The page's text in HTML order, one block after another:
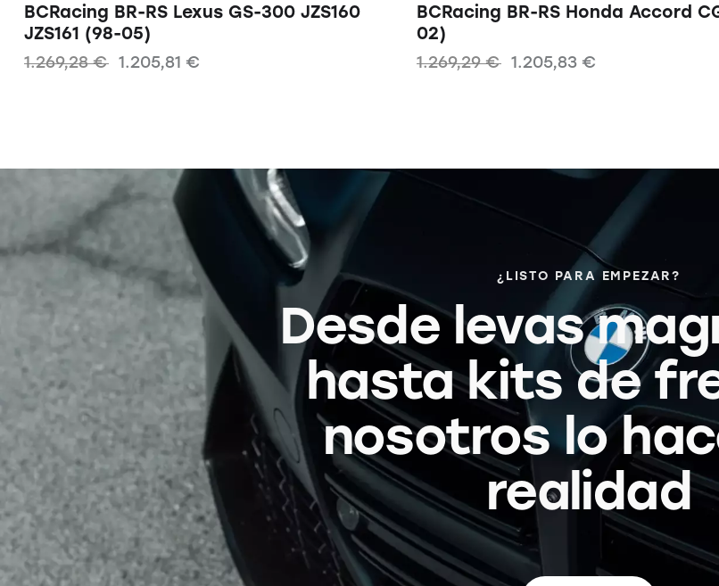
BCRacing BR-RS Lexus GS-300 JZS160
JZS161 (98-05)
1.269,28€ 1.205,81 €
BCRacing BR-RS Honda Accord
02)
1.269,29€ 1.205,83 €
¿LISTO PARA EMPEZAR?
Desde levas
hasta kits de
nosotros lo
realidad